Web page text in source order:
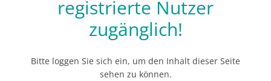
registrierte Nutzer
zugänglich!
Bitte loggen Sie sich ein, um den Inhalt dieser Seite
sehen zu können.